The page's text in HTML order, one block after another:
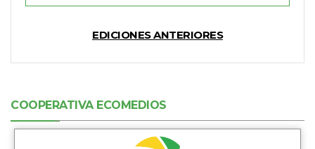
EDICIONES ANTERIORES
COOPERATIVA ECOMEDIOS